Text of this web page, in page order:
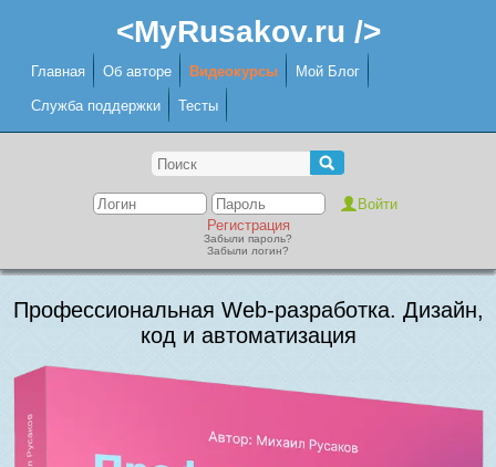
<MyRusakov.ru />
Главная Об авторе Видеокурсы Мой Блог
Служба поддержки Тесты
Регистрация
Забыли пароль?
Забыли логин?
Профессиональная Web-разработка. Дизайн,
код и автоматизация